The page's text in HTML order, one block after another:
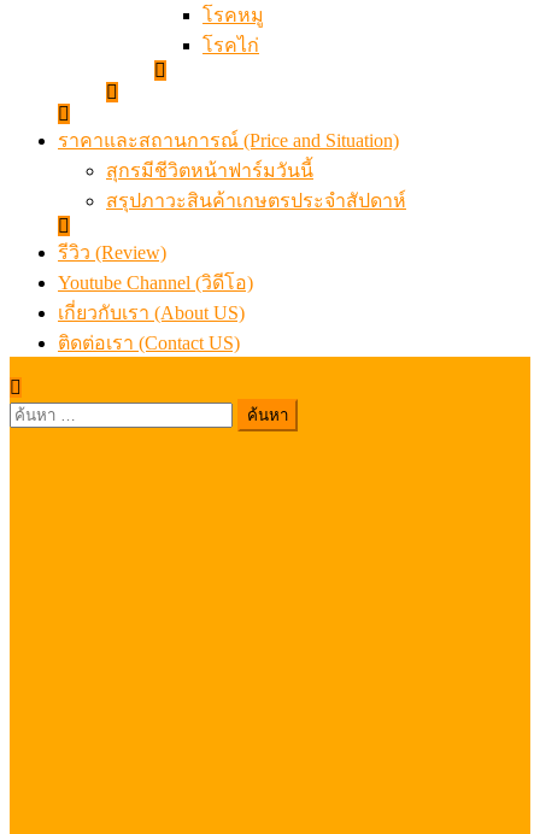
โรคหมู
โรคไก่
ราคาและสถานการณ์ (Price and Situation)
สุกรมีชีวิตหน้าฟาร์มวันนี้
สรุปภาวะสินค้าเกษตรประจำสัปดาห์
รีวิว (Review)
Youtube Channel (วิดีโอ)
เกี่ยวกับเรา (About US)
ติดต่อเรา (Contact US)
ค้นหา